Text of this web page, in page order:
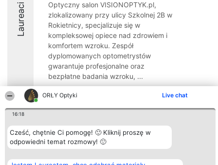
ORŁY Optyki Live chat
16:18
Cześć, chętnie Ci pomogę! 🙂 Kliknij proszę w
odpowiedni temat rozmowy! 🙂
Laureaci
Optyczny salon VISIONOPTYK.pl,
zlokalizowany przy ulicy Szkolnej 2B w
Rokietnicy, specjalizuje się w
kompleksowej opiece nad zdrowiem i
komfortem wzroku. Zespół
dyplomowanych optometrystów
gwarantuje profesjonalne oraz
bezpłatne badania wzroku, ...
10
Organizator plebiscytu
Bright Side Solutions sp. z o.
o. sp. k.
ul. Ruska 22
Plebiscyt
Laureaci
Lista
wszystkich
Kontakt